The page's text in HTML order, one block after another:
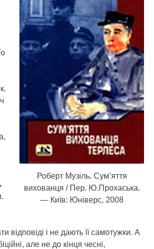
Роберт Музіль. Сум’яття
вихованця / Пер. Ю.Прохаська.
— Київ: Юніверс, 2008
відповіді і не дають її самотужки. А
але не до кінця чесні,